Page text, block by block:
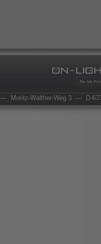
— Moritz-Walther-Weg 3 — D-